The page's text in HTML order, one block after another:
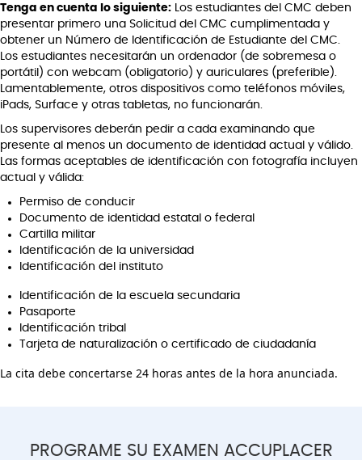
Tenga en cuenta lo siguiente: Los estudiantes del CMC deben
presentar primero una Solicitud del CMC cumplimentada y
obtener un Número de Identificación de Estudiante del CMC.
Los estudiantes necesitarán un ordenador (de sobremesa o
portátil) con webcam (obligatorio) y auriculares (preferible).
Lamentablemente, otros dispositivos como teléfonos móviles,
iPads, Surface y otras tabletas, no funcionarán.
Los supervisores deberán pedir a cada examinando que
presente al menos un documento de identidad actual y válido.
Las formas aceptables de identificación con fotografía incluyen
actual y válida:
Permiso de conducir
Documento de identidad estatal o federal
Cartilla militar
Identificación de la universidad
Identificación del instituto
Identificación de la escuela secundaria
Pasaporte
Identificación tribal
Tarjeta de naturalización o certificado de ciudadanía
La cita debe concertarse 24 horas antes de la hora anunciada.
PROGRAME SU EXAMEN ACCUPLACER